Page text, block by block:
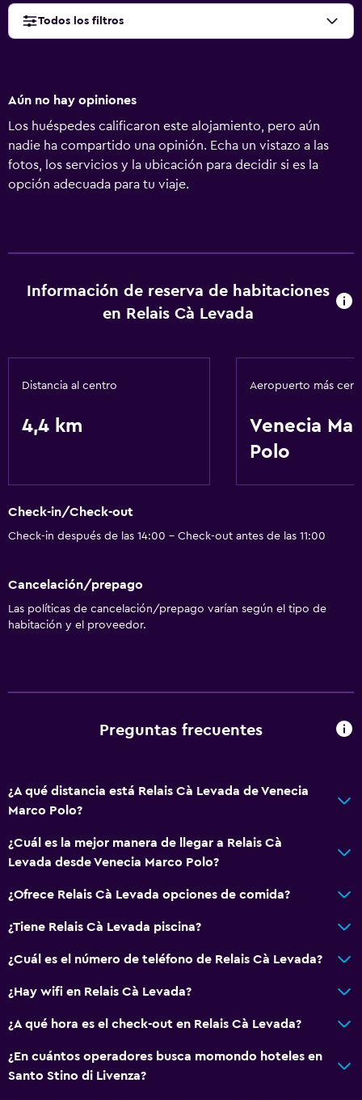
Todos los filtros
Aún no hay opiniones
Los huéspedes calificaron este alojamiento, pero aún
nadie ha compartido una opinión. Echa un vistazo a las
fotos, los servicios y la ubicación para decidir si es la
opción adecuada para tu viaje.
Información de reserva de habitaciones
en Relais Cà Levada
Distancia al centro
4,4 km
Aeropuerto más
Venecia
Polo
Check-in/Check-out
Check-in después de las 14:00 - Check-out antes de las 11:00
Cancelación/prepago
Las políticas de cancelación/prepago varían según el tipo de
habitación y el proveedor.
Preguntas frecuentes
¿A qué distancia está Relais Cà Levada de Venecia
Marco Polo?
¿Cuál es la mejor manera de llegar a Relais Cà
Levada desde Venecia Marco Polo?
¿Ofrece Relais Cà Levada opciones de comida?
¿Tiene Relais Cà Levada piscina?
¿Cuál es el número de teléfono de Relais Cà Levada?
¿Hay wifi en Relais Cà Levada?
¿A qué hora es el check-out en Relais Cà Levada?
¿En cuántos operadores busca momondo hoteles en
Santo Stino di Livenza?